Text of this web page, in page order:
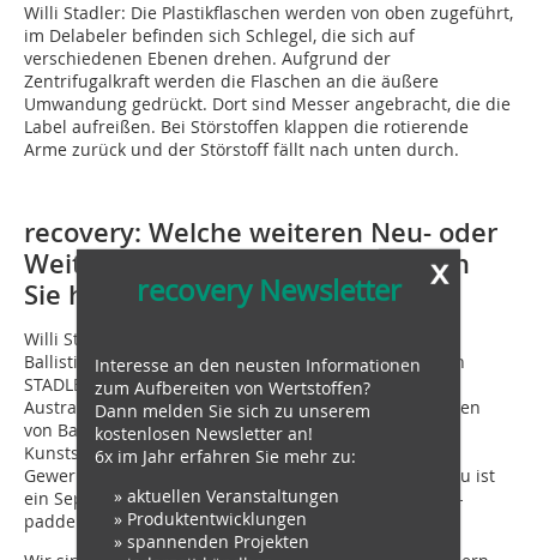
Willi Stadler: Die Plastikflaschen werden von oben zugeführt,
im Delabeler befinden sich Schlegel, die sich auf
verschiedenen Ebenen drehen. Aufgrund der
Zentrifugalkraft werden die Flaschen an die äußere
Umwandung gedrückt. Dort sind Messer angebracht, die die
Label aufreißen. Bei Störstoffen klappen die rotierende
Arme zurück und der Störstoff fällt nach unten durch.
recovery: Welche weiteren Neu- oder
Weiterentwicklungen präsentieren
Sie hier auf der IFAT?
Willi Stadler:
Ballistikseparatoren. Es sind über 1000 Maschinen von
STADLER weltweit im Einsatz – in USA, Japan, Brasilien,
Australien und natürlich in Europa. Wir bieten alle Arten
von Ballistikseparatoren an, sei es für
Kunststoffsortieranlagen, LVP-Anlagen, für Haus- und
Gewerbemüll, für Papier oder zur Kartontrennung. Neu ist
ein Separator mit einer größeren Arbeitsbreite, eine 8-
paddelige Maschine.
x
recovery Newsletter
Interesse an den neusten Informationen
zum Aufbereiten von Wertstoffen?
Dann melden Sie sich zu unserem
kostenlosen Newsletter an!
6x im Jahr erfahren Sie mehr zu:
» aktuellen Veranstaltungen
» Produktentwicklungen
» spannenden Projekten